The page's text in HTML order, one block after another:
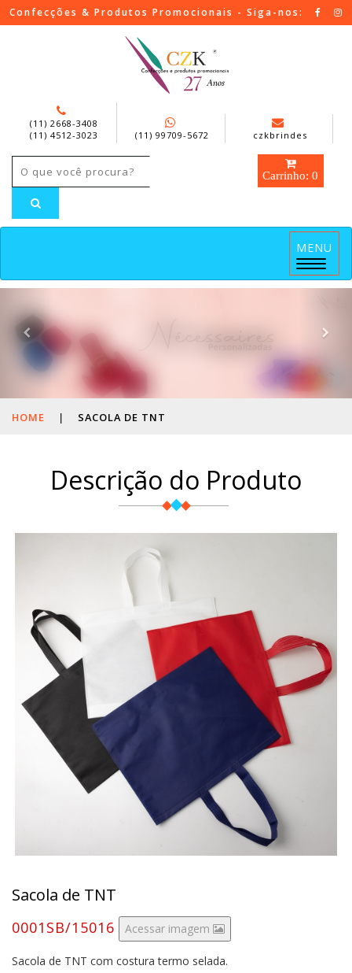
Confecções & Produtos Promocionais - Siga-nos:
(11) 2668-3408
(11) 4512-3023
(11) 99709-5672 czkbrindes
Carrinho: 0
MENU
Menu
HOME | SACOLA DE TNT
Descrição do Produto
Sacola de TNT
0001SB/15016 Acessar imagem
Sacola de TNT com costura termo selada.